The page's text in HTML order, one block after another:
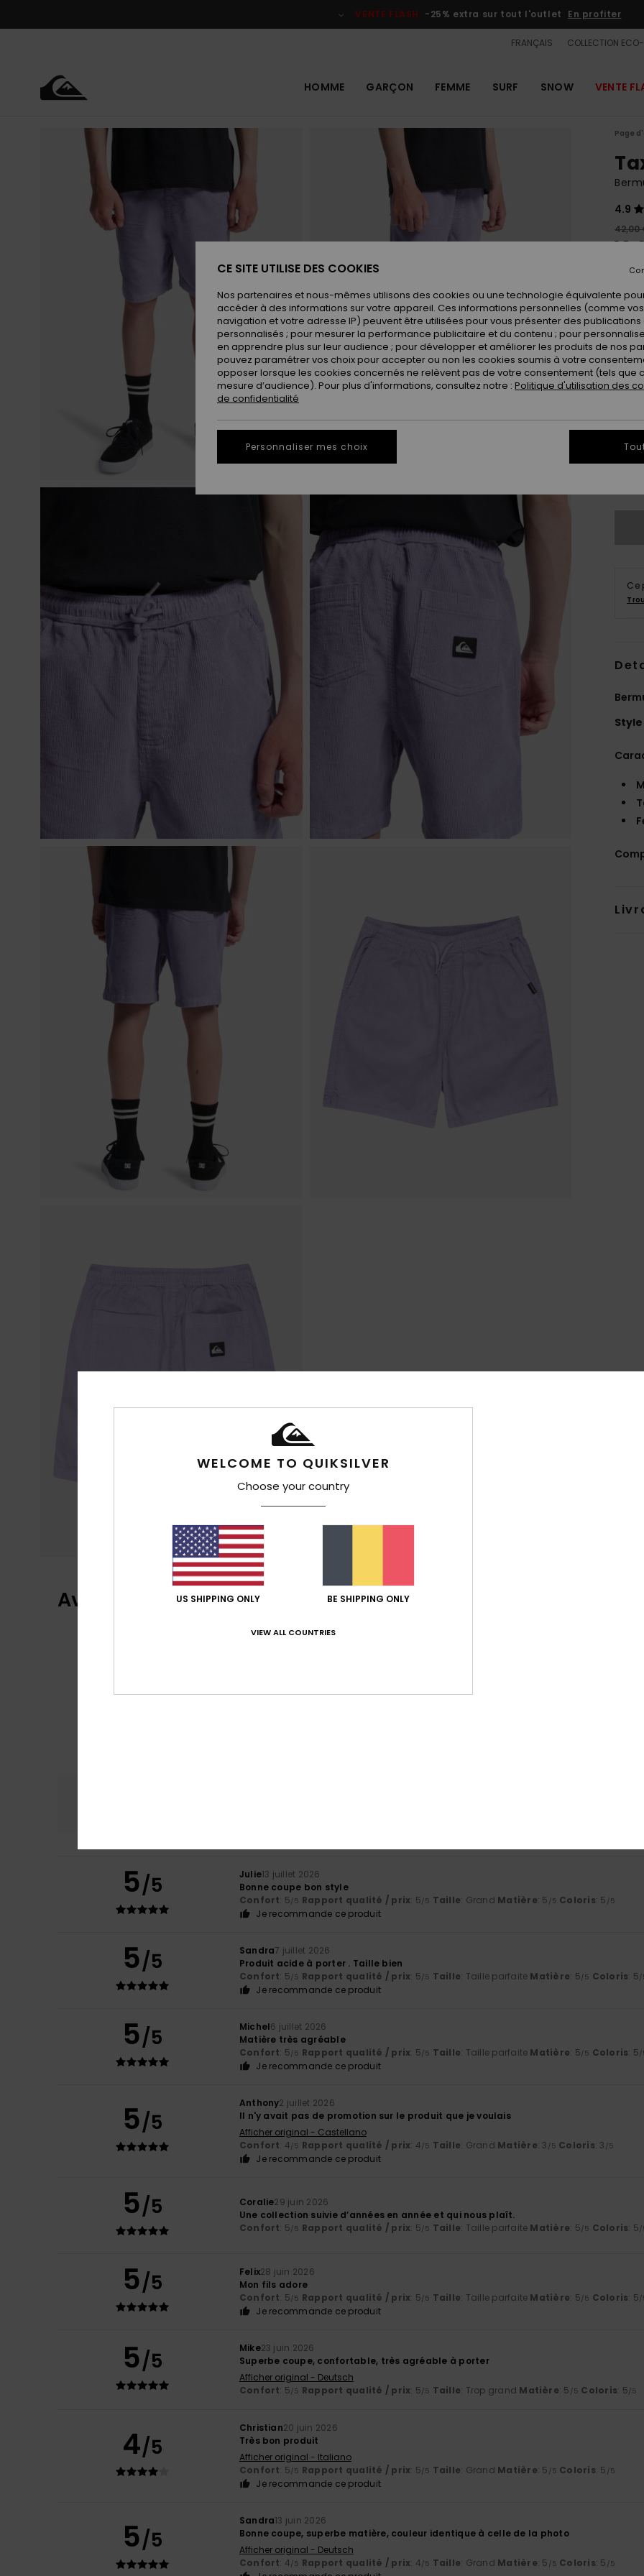
le
VENTE FLASH -25% extra sur tout l'outlet En profiter
FRANÇAIS COLLECTION
HOMME GARÇON FEMME SURF SNOW VENTE
Page
4.9
42,00
8
Ce
Style
Avis clients
4.9
5/5 Julie13 juillet 2026
Bonne coupe bon style
Confort: 5/5 Rapport qualité / prix: 5/5 Taille: Grand Matière: 5 /5 Coloris: 5 /5
Je recommande ce produit
5/5 Sandra7 juillet 2026
Produit acide à porter . Taille bien
Confort: 5/5 Rapport qualité / prix: 5/5 Taille: Taille parfaite Matière: 5/5 Coloris: 5/
Je recommande ce produit
5/5 Michel6 juillet 2026
Matière très agréable
Confort: 5/5 Rapport qualité / prix: 5/5 Taille: Taille parfaite Matière: 5/5 Coloris: 5/
Je recommande ce produit
5/5
Anthony2 juillet 2026
Il n'y avait pas de promotion sur le produit que je voulais
Afficher original - Castellano
Confort: 4/5 Rapport qualité / prix: 4/5 Taille: Grand Matière: 3 /5 Coloris: 3 /5
Je recommande ce produit
5/5 Coralie29 juin 2026
Une collection suivie d’années en année et qui nous plaît.
Confort: 5/5 Rapport qualité / prix: 5/5 Taille: Taille parfaite Matière: 5/5 Coloris: 5/
5/5 Felix28 juin 2026
Mon fils adore
Confort: 5/5 Rapport qualité / prix: 5/5 Taille: Taille parfaite Matière: 5/5 Coloris: 5/
Je recommande ce produit
5/5 Mike23 juin 2026
Superbe coupe, confortable, très agréable à porter
Afficher original - Deutsch
Confort: 5/5 Rapport qualité / prix: 5/5 Taille: Trop grand Matière: 5 /5 Coloris: 5/5
4/5
Christian20 juin 2026
Très bon produit
Afficher original - Italiano
Confort: 5/5 Rapport qualité / prix: 5/5 Taille: Grand Matière: 5 /5 Coloris: 5 /5
Je recommande ce produit
5/5
Sandra13 juin 2026
Bonne coupe, superbe matière, couleur identique à celle de la photo
Afficher original - Deutsch
Confort: 4/5 Rapport qualité / prix: 4/5 Taille: Grand Matière: 5 /5 Coloris: 5 /5
WELCOME TO QUIKSILVER
Choose your country
US SHIPPING ONLY BE SHIPPING ONLY
VIEW ALL COUNTRIES
CE SITE UTILISE DES COOKIES
Nos partenaires et nous-mêmes utilisons des cookies ou une technologie équivalente
accéder à des informations sur votre appareil. Ces informations personnelles (comme
navigation et votre adresse IP) peuvent être utilisées pour vous présenter des publications
personnalisés ; pour mesurer la performance publicitaire et du contenu ; pour
en apprendre plus sur leur audience ; pour développer et améliorer les produits de nos
pouvez paramétrer vos choix pour accepter ou non les cookies soumis à votre
opposer lorsque les cookies concernés ne relèvent pas de votre consentement (tels que
mesure d’audience). Pour plus d'informations, consultez notre : Politique d'utilisation des
de confidentialité
Personnaliser mes choix